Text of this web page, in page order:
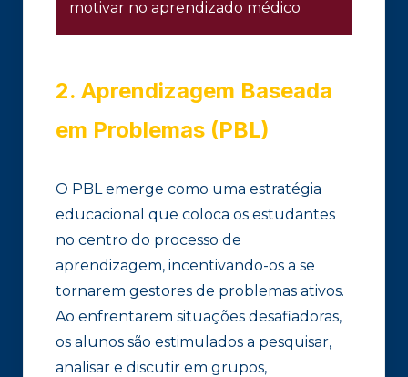
motivar no aprendizado médico
2. Aprendizagem Baseada
em Problemas (PBL)
O PBL emerge como uma estratégia
educacional que coloca os estudantes
no centro do processo de
aprendizagem, incentivando-os a se
tornarem gestores de problemas ativos.
Ao enfrentarem situações desafiadoras,
os alunos são estimulados a pesquisar,
analisar e discutir em grupos,